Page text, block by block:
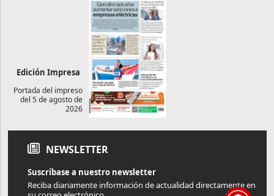
Edición Impresa
Portada del impreso
del 5 de agosto de
2026
NEWSLETTER
Suscríbase a nuestro newsletter
Reciba diariamente información de actualidad directamente en